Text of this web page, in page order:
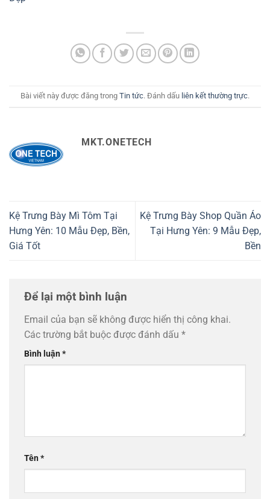
Bài viết này được đăng trong Tin tức. Đánh dấu liên kết thường trực.
MKT.ONETECH
Kệ Trưng Bày Mì Tôm Tại
Hưng Yên: 10 Mẫu Đẹp, Bền,
Giá Tốt
Kệ Trưng Bày Shop Quần Áo
Tại Hưng Yên: 9 Mẫu Đẹp,
Bền
Để lại một bình luận
Email của bạn sẽ không được hiển thị công khai.
Các trường bắt buộc được đánh dấu *
Bình luận*
Tên*